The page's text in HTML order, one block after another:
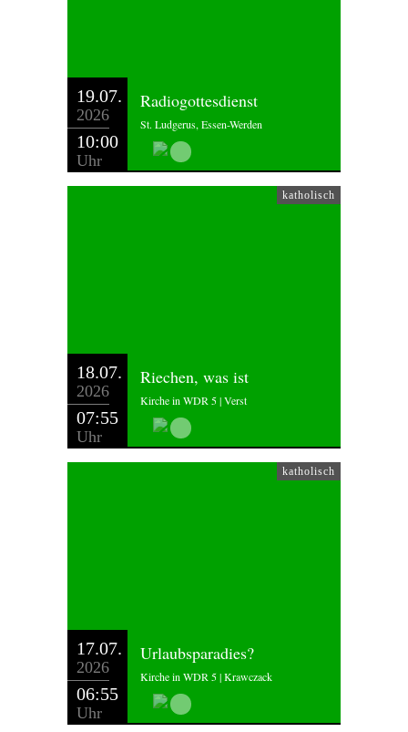
19.07.
2026
10:00
Uhr
Radiogottesdienst
St. Ludgerus, Essen-Werden
katholisch
18.07.
2026
07:55
Uhr
Riechen, was ist
Kirche in WDR 5 | Verst
katholisch
17.07.
2026
06:55
Uhr
Urlaubsparadies?
Kirche in WDR 5 | Krawczack